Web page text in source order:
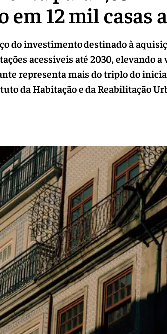
12 mil casas
do investimento destinado à
acessíveis até 2030, elevando a
representa mais do triplo do
da Habitação e da Reabilitação